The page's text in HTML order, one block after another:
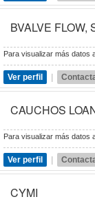
BVALVE FLOW,
Para visualizar más datos
Ver perfil
CAUCHOS
Para visualizar más datos
Ver perfil
CYMI